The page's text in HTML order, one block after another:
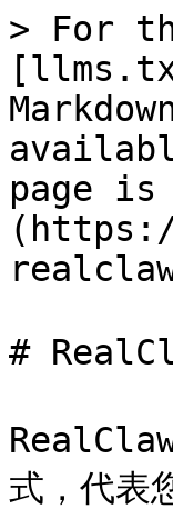
> For
page is
#
式，代